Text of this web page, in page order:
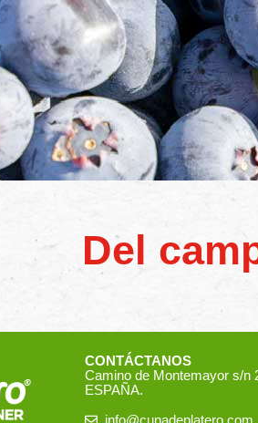
Del
CONTÁCTANOS
Camino de Montemayor s/n
ESPAÑA.